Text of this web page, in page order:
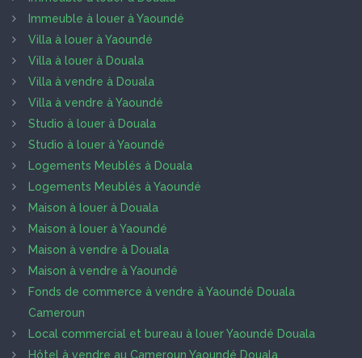
Immeuble à louer à Yaoundé
Villa à louer à Yaoundé
Villa à louer à Douala
Villa à vendre à Douala
Villa à vendre à Yaoundé
Studio à louer à Douala
Studio à louer à Yaoundé
Logements Meublés à Douala
Logements Meublés à Yaoundé
Maison à louer à Douala
Maison à louer à Yaoundé
Maison à vendre à Douala
Maison à vendre à Yaoundé
Fonds de commerce à vendre à Yaoundé Douala
Cameroun
Local commercial et bureau à louer Yaoundé Douala
Hôtel à vendre au Cameroun Yaoundé Douala